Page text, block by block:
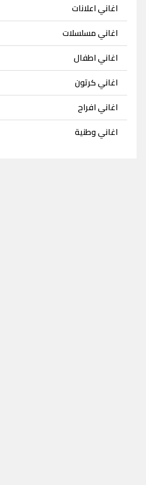
اغاني اعلانات
اغاني مسلسلات
اغاني اطفال
اغاني كرتون
اغاني افراح
اغاني وطنية